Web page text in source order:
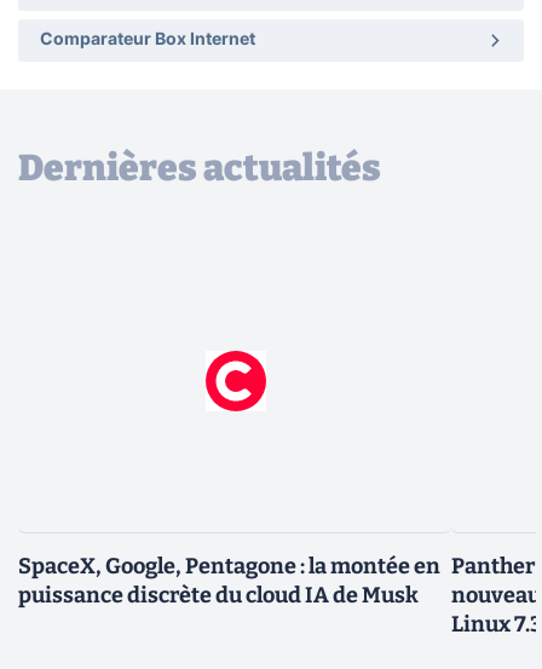
Comparateur Box Internet
Dernières actualités
SpaceX, Google, Pentagone : la montée en
puissance discrète du cloud IA de Musk
Panther
Linux 7.3